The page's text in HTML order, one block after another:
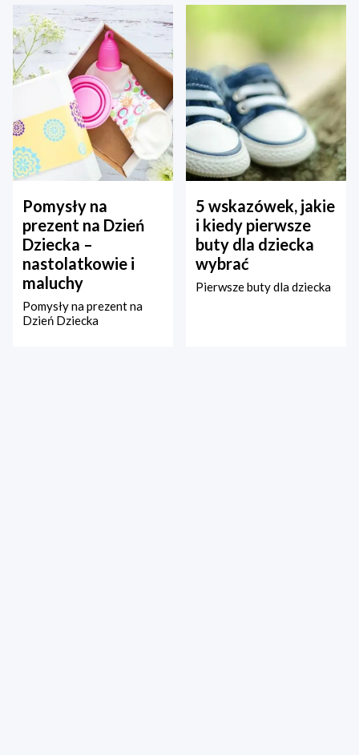
Pomysły na
prezent na Dzień
Dziecka –
nastolatkowie i
maluchy
Pomysły na prezent na
Dzień Dziecka
5 wskazówek, jakie
i kiedy pierwsze
buty dla dziecka
wybrać
Pierwsze buty dla dziecka